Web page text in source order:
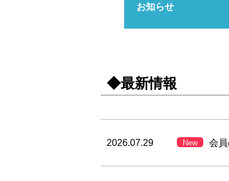
お知らせ
◆最新情報
2026.07.29 New 会